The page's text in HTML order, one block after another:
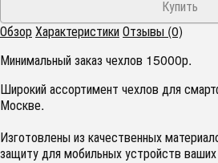
ОбзорХарактеристикиОтзывы (0)
Минимальный заказ чехлов 15000р.
Широкий ассортимент чехлов для
Москве.
Изготовлены из качественных
защиту для мобильных устройств